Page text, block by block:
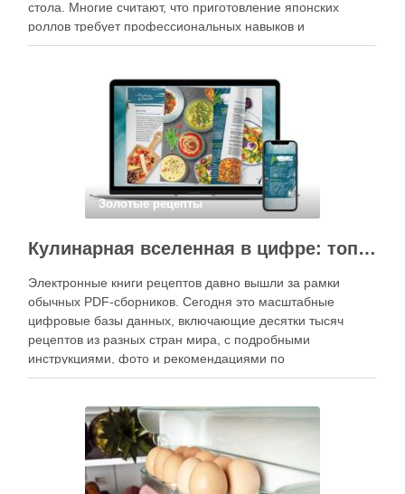
стола. Многие считают, что приготовление японских
роллов требует профессиональных навыков и
специального оборудования, однако на практике сделать
кухне. Главное — …
Золотые рецепты
Кулинарная вселенная в цифре: топ-3 самых больших электронных книг рецептов
Электронные книги рецептов давно вышли за рамки
обычных PDF-сборников. Сегодня это масштабные
цифровые базы данных, включающие десятки тысяч
рецептов из разных стран мира, с подробными
инструкциями, фото и рекомендациями по
приготовлению. В отличие от печатных изданий,
контент, расширять коллекции блюд и добавлять новые
функции. Ниже …